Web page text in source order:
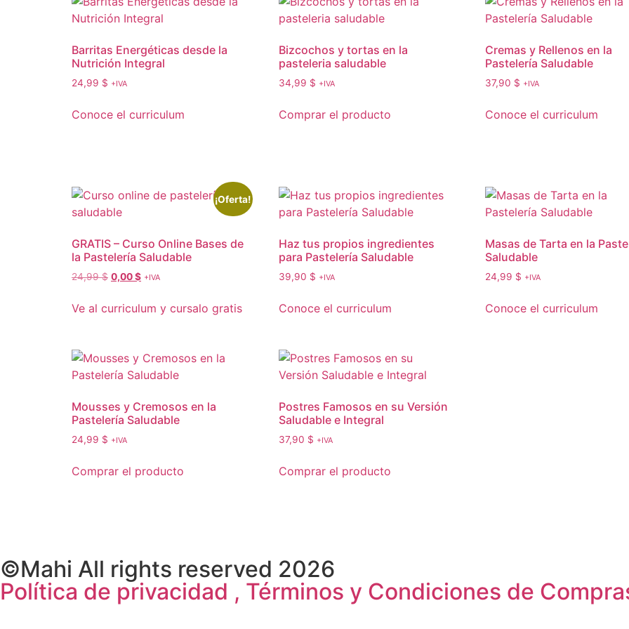
Barritas Energéticas desde la
Nutrición Integral
24,99 $ +IVA
Conoce el curriculum
Bizcochos y tortas en la
pasteleria saludable
34,99 $ +IVA
Comprar el producto
Cremas y Rellenos en la
Pastelería Saludable
37,90 $ +IVA
Conoce el curriculum
¡Oferta!
GRATIS – Curso Online Bases de
la Pastelería Saludable
24,99$ 0,00$ +IVA
Ve al curriculum y cursalo gratis
Haz tus propios ingredientes
para Pastelería Saludable
39,90 $ +IVA
Conoce el curriculum
Masas de Tarta en la
Saludable
24,99 $ +IVA
Conoce el curriculum
Mousses y Cremosos en la
Pastelería Saludable
24,99 $ +IVA
Comprar el producto
Postres Famosos en su Versión
Saludable e Integral
37,90 $ +IVA
Comprar el producto
©Mahi All rights reserved 2026
Política de privacidad , Términos y Condiciones de